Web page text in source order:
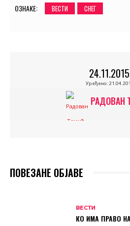
ОЗНАКЕ: ВЕСТИ СНЕГ
Уређено:
РАДОВАН
ПОВЕЗАНЕ ОБЈАВЕ
ВЕСТИ
КО ИМА ПРАВО